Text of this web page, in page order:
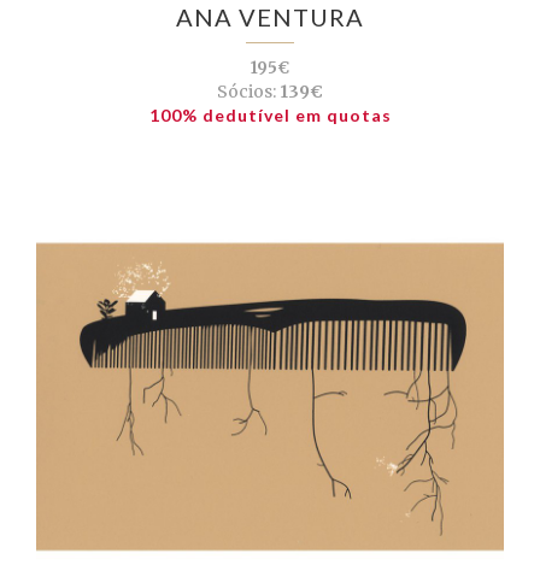
ANA VENTURA
195€
Sócios: 139€
100% dedutível em quotas